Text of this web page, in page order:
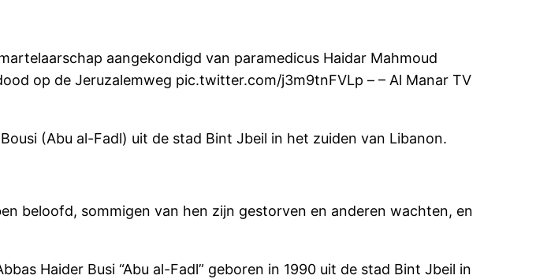
aangekondigd van paramedicus Haidar Mahmoud
op de Jeruzalemweg pic.twitter.com/j3m9tnFVLp – – Al Manar TV
(Abu al-Fadl) uit de stad Bint Jbeil in het zuiden van Libanon.
beloofd, sommigen van hen zijn gestorven en anderen wachten, en
Haider Busi “Abu al-Fadl” geboren in 1990 uit de stad Bint Jbeil in